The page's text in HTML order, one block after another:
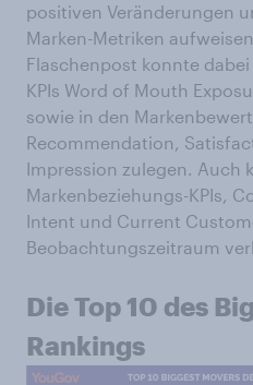
positiven Veränderungen
Marken-Metriken
Flaschenpost konnte
KPIs Word of Mouth
sowie in den
Recommendation,
Impression zulegen. Auch
Markenbeziehungs-KPIs,
Intent und Current
Beobachtungszeitraum
Die Top 10 des
Rankings